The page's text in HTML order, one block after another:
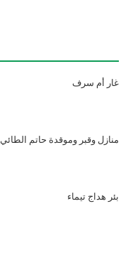
غار أم سرف
منازل وقبر وموقدة حاتم الطائي
بئر هداج تيماء